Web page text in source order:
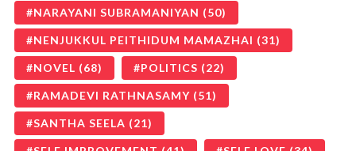
NARAYANI SUBRAMANIYAN (50)
NENJUKKUL PEITHIDUM MAMAZHAI (31)
NOVEL (68) POLITICS (22)
RAMADEVI RATHNASAMY (51)
SANTHA SEELA (21)